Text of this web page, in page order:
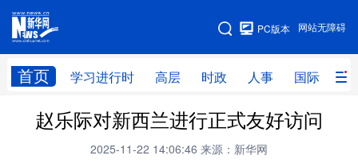
网站无障碍
PC版本
首页 学习进行时 高层 时政 人事 国际 财
网站地图
学习进行时 高层 时政 人事
财经 网评
赵乐际对新西兰进行正式友好访问
2025-11-22 14:06:46 来源：新华网